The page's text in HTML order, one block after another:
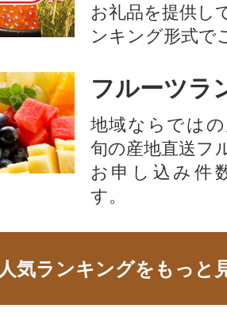
お礼品を提供し
ンキング形式で
フルーツラ
地域ならでは
旬の産地直送フ
お申し込み件
す。
人気ランキングをもっと